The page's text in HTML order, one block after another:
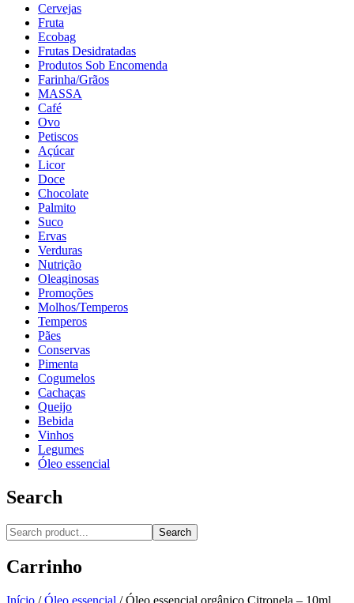
Cervejas
Fruta
Ecobag
Frutas Desidratadas
Produtos Sob Encomenda
Farinha/Grãos
MASSA
Café
Ovo
Petiscos
Açúcar
Licor
Doce
Chocolate
Palmito
Suco
Ervas
Verduras
Nutrição
Oleaginosas
Promoções
Molhos/Temperos
Temperos
Pães
Conservas
Pimenta
Cogumelos
Cachaças
Queijo
Bebida
Vinhos
Legumes
Óleo essencial
Search
Search
Carrinho
Início / Óleo essencial /Óleo essencial orgânico Citronela – 10ml